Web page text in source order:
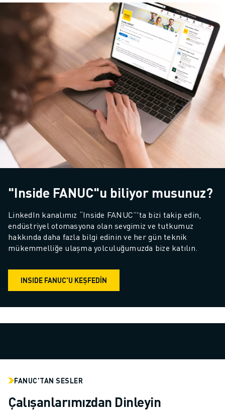
"Inside FANUC"u biliyor musunuz?
LinkedIn kanalımız “Inside FANUC”'ta bizi takip edin,
endüstriyel otomasyona olan sevgimiz ve tutkumuz
hakkında daha fazla bilgi edinin ve her gün teknik
mükemmelliğe ulaşma yolculuğumuzda bize katılın.
INSIDE FANUC'U KEŞFEDİN
FANUC'TAN SESLER
Çalışanlarımızdan Dinleyin